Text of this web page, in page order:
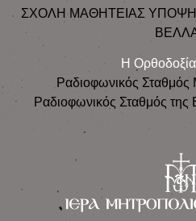
ΣΧΟΛΗ ΜΑΘΗΤΕΙΑΣ
Η
Ραδιοφωνικός
Ραδιοφωνικός Σταθμός της